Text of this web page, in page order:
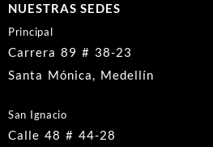
NUESTRAS SEDES
Principal
Carrera 89 # 38-23
Santa Mónica, Medellín
San Ignacio
Calle 48 # 44-28